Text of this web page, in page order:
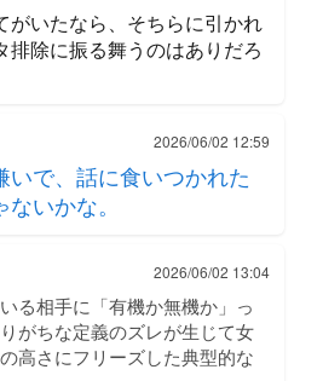
がいたなら、そちらに引かれ
排除に振る舞うのはありだろ
2026/06/02 12:59
いで、話に食いつかれた
いかな。
2026/06/02 13:04
る相手に「有機か無機か」っ
がちな定義のズレが生じて女
高さにフリーズした典型的な